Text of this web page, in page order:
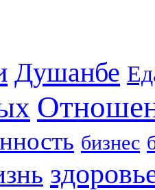
Душанбе
бизнес